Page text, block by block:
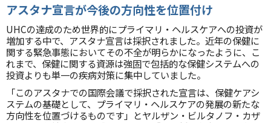
アスタナ宣言が今後の方向性を位置付け
UHCの達成のため世界的にプライマリ・ヘルスケアへの投資が
増加する中で、アスタナ宣言は採択されました。近年の保健に
関する緊急事態においてその不全が明らかになったように、こ
れまで、保健に関する資源は強固で包括的な保健システムへの
投資よりも単一の疾病対策に集中していました。
「このアスタナでの国際会議で採択された宣言は、保健ケアシ
ステムの基礎として、プライマリ・ヘルスケアの発展の新たな
方向性を位置づけるものです」とヤルザン・ビルタノフ・カザ